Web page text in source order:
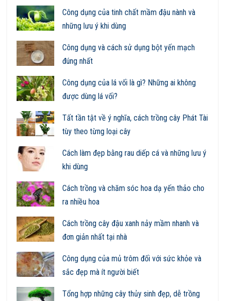
Công dụng của tinh chất mầm đậu nành và
những lưu ý khi dùng
Công dụng và cách sử dụng bột yến mạch
đúng nhất
Công dụng của lá vối là gì? Những ai không
được dùng lá vối?
Tất tần tật về ý nghĩa, cách trồng cây Phát Tài
tùy theo từng loại cây
Cách làm đẹp bằng rau diếp cá và những lưu ý
khi dùng
Cách trồng và chăm sóc hoa dạ yến thảo cho
ra nhiều hoa
Cách trồng cây đậu xanh nảy mầm nhanh và
đơn giản nhất tại nhà
Công dụng của mủ trôm đối với sức khỏe và
sắc đẹp mà ít người biết
Tổng hợp những cây thủy sinh đẹp, dễ trồng